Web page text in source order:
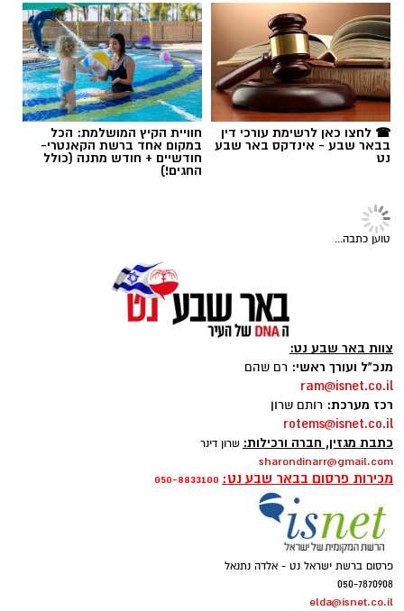
רותם שרון / 19:00 06.08.26
תגים:משטרה
קרדיט: משטרת ישראל
שוטרי המחוז הדרומי ולוחמי המשמר הלאומי של
מג"ב ממשיכים להנחית מכות על תשתיות
הפשיעה בנגב, עם שתי תפיסות משמעותיות
ביממות האחרונות. במסגרת פעילות סמויה
שנערכה על ידי כוחות מג"ב יחד עם שוטרי ימ"ר
דרום, אותר רכב חשוד בצומת בית קמה.
אולי יעניין אותך גם
חוויית הקיץ המושלמת: הכל
במקום אחד ברשת הקאנטרי-
צוות באר שבע נט:
מנכ"ל ועורך ראשי:רם שהם
ram@isnet.co.il
רכז מערכת: רותם שרון
rotems@isnet.co.il
כתבת מגזין, חברה ורכילות: שרון דינר
sharondinarr@gmail.com
מכירות פרסום בבאר שבע נט:
פרסום ברשת ישראל נט - אלדה נתנאל